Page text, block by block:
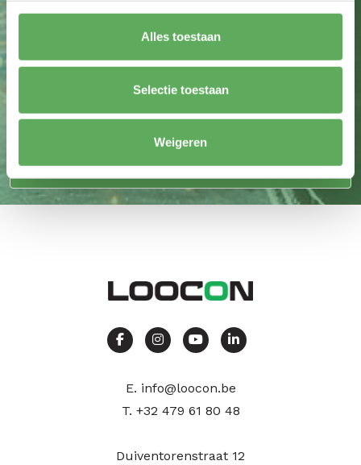
Alles toestaan
Selectie toestaan
Weigeren
Maatwerk mogelijk
E. info@loocon.be
T. +32 479 61 80 48
Duiventorenstraat 12